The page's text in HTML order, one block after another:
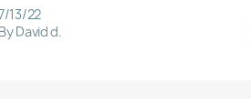
13/22
By David d.